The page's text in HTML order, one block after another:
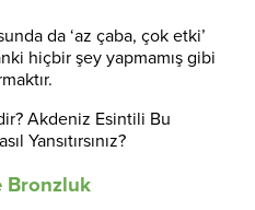
da ‘az çaba, çok etki’
hiçbir şey yapmamış gibi
Bronzluk